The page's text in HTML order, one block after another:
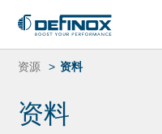
跳
内
容
索：
资源 资料
资料